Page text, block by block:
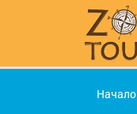
Начало